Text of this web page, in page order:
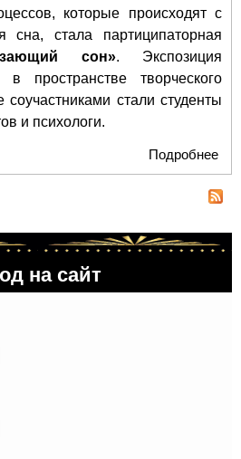
которые происходят с
сна, стала партиципаторная
сон». Экспозиция
пространстве творческого
стали студенты
и психологи.
Подробнее
на сайт